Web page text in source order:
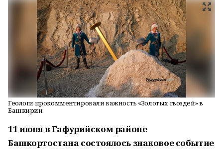
Геологи прокомментировали важность «Золотых гвоздей» в
Башкирии
11 июня в Гафурийском районе
Башкортостана состоялось знаковое событие